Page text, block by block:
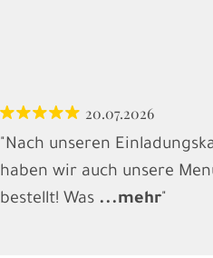
20.07.2026
"Nach unseren
haben wir auch unsere
bestellt! Was ...mehr"